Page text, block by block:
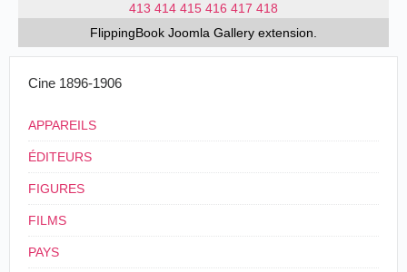
413 414 415 416 417 418
FlippingBook Joomla Gallery extension.
Cine 1896-1906
APPAREILS
ÉDITEURS
FIGURES
FILMS
PAYS